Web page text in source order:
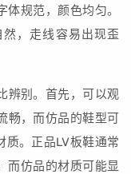
规范，颜色均匀。
，走线容易出现歪
辨别。首先，可以观
畅，而仿品的鞋型可
质。正品LV板鞋通常
而仿品的材质可能显